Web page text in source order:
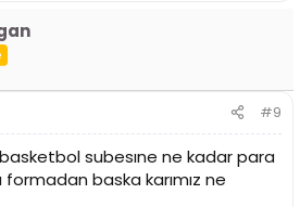
#9
basketbol subesıne ne kadar para
baska karımız ne